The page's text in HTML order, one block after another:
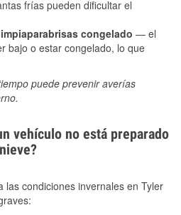
frías pueden dificultar el
congelado — el
bajo o estar congelado, lo que
puede prevenir averías
vehículo no está preparado
las condiciones invernales en Tyler